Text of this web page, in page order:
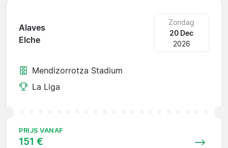
Alaves
Elche
Zondag
20 Dec
2026
Mendizorrotza Stadium
La Liga
PRIJS VANAF
151 €